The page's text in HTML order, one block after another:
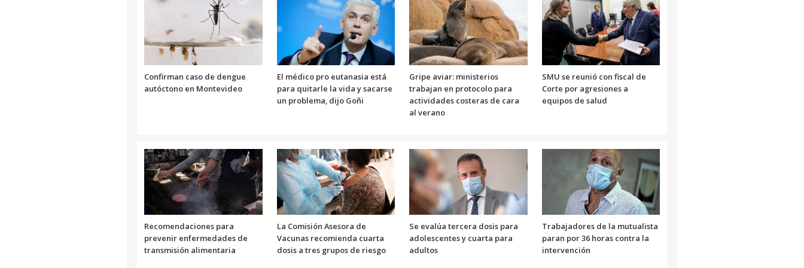
Confirman caso de dengue
autóctono en Montevideo
El médico pro eutanasia está
para quitarle la vida y sacarse
un problema, dijo Goñi
Gripe aviar: ministerios
trabajan en protocolo para
actividades costeras de cara
al verano
SMU se reunió con fiscal de
Corte por agresiones a
equipos de salud
Recomendaciones para
prevenir enfermedades de
transmisión alimentaria
La Comisión Asesora de
Vacunas recomienda cuarta
dosis a tres grupos de riesgo
Se evalúa tercera dosis para
adolescentes y cuarta para
adultos
Trabajadores de la mutualista
paran por 36 horas contra la
intervención